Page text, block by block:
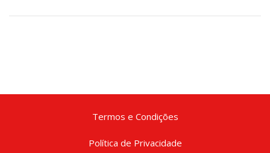
Termos e Condições
Política de Privacidade